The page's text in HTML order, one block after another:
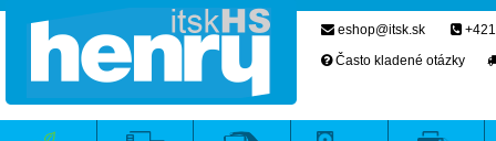
eshop@itsk.sk
Často kladené otázky